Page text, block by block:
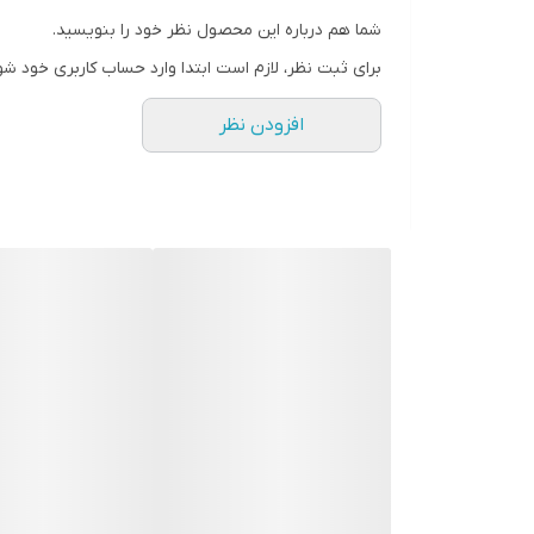
شما هم درباره این محصول نظر خود را بنویسید.
برای ثبت نظر، لازم است ابتدا وارد حساب کاربری خود
افزودن نظر